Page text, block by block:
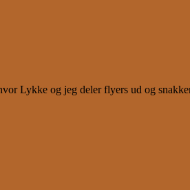
Lykke og jeg deler flyers ud og